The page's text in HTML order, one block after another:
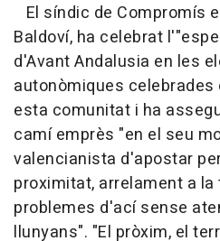
El síndic de Compromís
Baldoví, ha celebrat
d'Avant Andalusia en les
autonòmiques
esta comunitat i ha
camí emprès "en el seu
valencianista d'apostar
proximitat, arrelament a
problemes d'ací sense
llunyans". "El pròxim, el